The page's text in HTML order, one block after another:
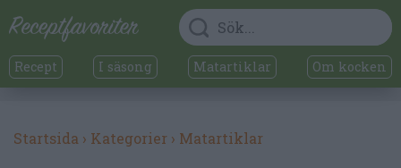
Recept I säsong Matartiklar Om kocken
Startsida › Kategorier › Matartiklar